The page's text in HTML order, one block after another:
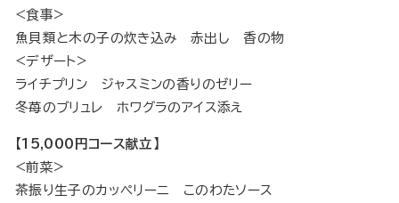
<食事>
魚貝類と木の子の炊き込み 赤出し 香の物
<デザート>
ライチプリン ジャスミンの香りのゼリー
冬苺のブリュレ ホワグラのアイス添え
【15,000円コース献立】
<前菜>
茶振り生子のカッペリーニ このわたソース